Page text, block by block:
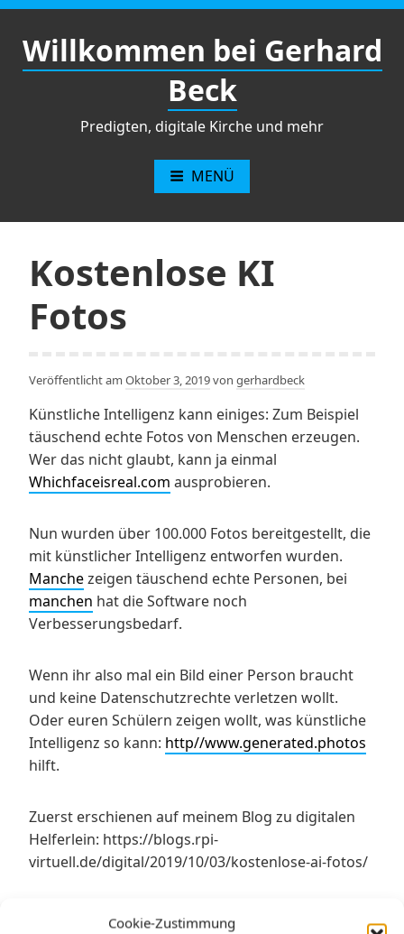
Cookie-Zustimmung
Zum
springen
Willkommen bei Gerhard
Beck
Predigten, digitale Kirche und mehr
MENÜ
Kostenlose KI
Fotos
Veröffentlicht am Oktober 3, 2019von gerhardbeck
Künstliche Intelligenz kann einiges: Zum Beispiel
täuschend echte Fotos von Menschen erzeugen.
Wer das nicht glaubt, kann ja einmal
Whichfaceisreal.com ausprobieren.
Nun wurden über 100.000 Fotos bereitgestellt, die
mit künstlicher Intelligenz entworfen wurden.
Manchezeigen täuschend echte Personen, bei
manchen hat die Software noch
Verbesserungsbedarf.
Wenn ihr also mal ein Bild einer Person braucht
und keine Datenschutzrechte verletzen wollt.
Oder euren Schülern zeigen wollt, was künstliche
Intelligenz so kann: http//www.generated.photos
hilft.
Zuerst erschienen auf meinem Blog zu digitalen
Helferlein: https://blogs.rpi-
virtuell.de/digital/2019/10/03/kostenlose-ai-fotos/
Comments from Mastodon: